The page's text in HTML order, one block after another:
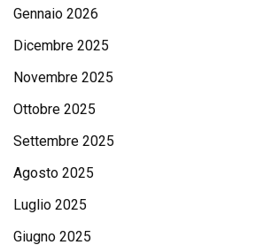
Gennaio 2026
Dicembre 2025
Novembre 2025
Ottobre 2025
Settembre 2025
Agosto 2025
Luglio 2025
Giugno 2025